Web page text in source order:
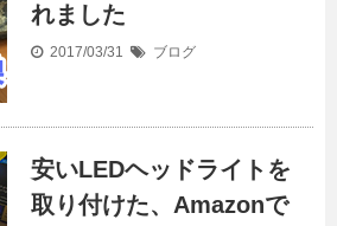
れました
2017/03/31 ブログ
安いLEDヘッドライトを
取り付けた、Amazonで